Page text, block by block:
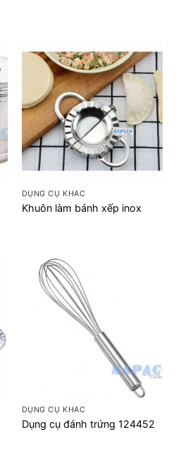
+
DỤNG CỤ KHÁC
Khuôn làm bánh xếp inox
DỤNG CỤ KHÁC
Dụng cụ đánh trứng 124452